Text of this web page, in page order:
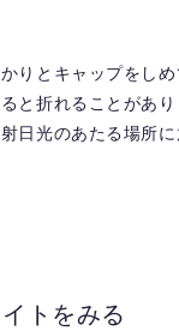
りとキャップをしめ
と折れることがあり
日光のあたる場所に
トをみる